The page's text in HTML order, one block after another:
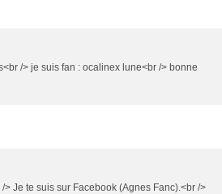
/> je suis fan : ocalinex lune<br /> bonne
Je te suis sur Facebook (Agnes Fanc).<br />